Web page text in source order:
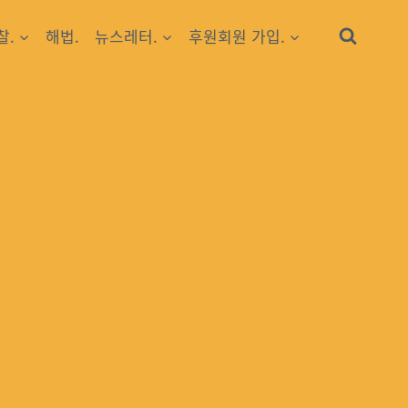
. 해법. 뉴스레터. 후원회원 가입.